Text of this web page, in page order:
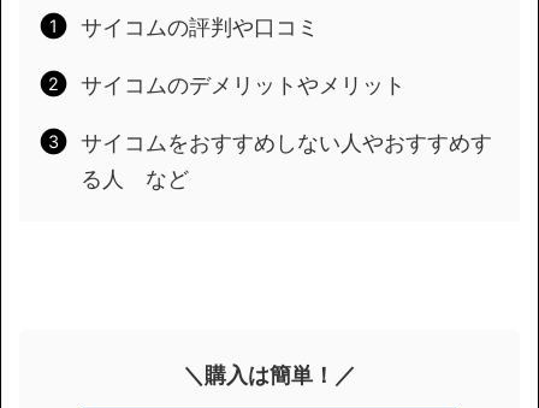
サイコムの評判や口コミ
サイコムのデメリットやメリット
サイコムをおすすめしない人やおすすめす
る人 など
＼購入は簡単！／